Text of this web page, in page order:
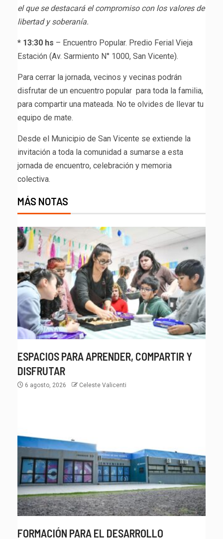
el que se destacará el compromiso con los valores de
libertad y soberanía.
* 13:30 hs – Encuentro Popular. Predio Ferial Vieja
Estación (Av. Sarmiento N° 1000, San Vicente).
Para cerrar la jornada, vecinos y vecinas podrán
disfrutar de un encuentro popular para toda la familia,
para compartir una mateada. No te olvides de llevar tu
equipo de mate.
Desde el Municipio de San Vicente se extiende la
invitación a toda la comunidad a sumarse a esta
jornada de encuentro, celebración y memoria
colectiva.
MÁS NOTAS
ESPACIOS PARA APRENDER, COMPARTIR Y
DISFRUTAR
6 agosto, 2026 Celeste Valicenti
FORMACIÓN PARA EL DESARROLLO